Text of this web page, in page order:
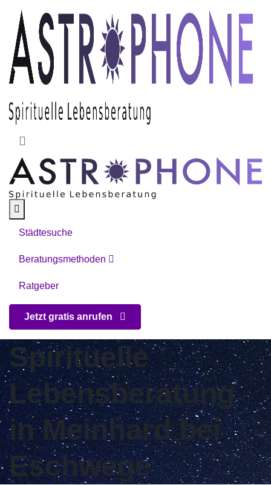
Skip to main content
Städtesuche
Beratungsmethoden
Ratgeber
Jetzt gratis anrufen
Spirituelle
Lebensberatung
in Meinhard bei
Eschwege